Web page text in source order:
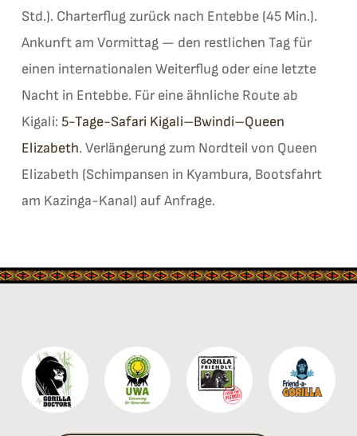
Std.). Charterflug zurück nach Entebbe (45 Min.).
Ankunft am Vormittag — den restlichen Tag für
einen internationalen Weiterflug oder eine letzte
Nacht in Entebbe. Für eine ähnliche Route ab
Kigali: 5-Tage-Safari Kigali–Bwindi–Queen
Elizabeth. Verlängerung zum Nordteil von Queen
Elizabeth (Schimpansen in Kyambura, Bootsfahrt
am Kazinga-Kanal) auf Anfrage.